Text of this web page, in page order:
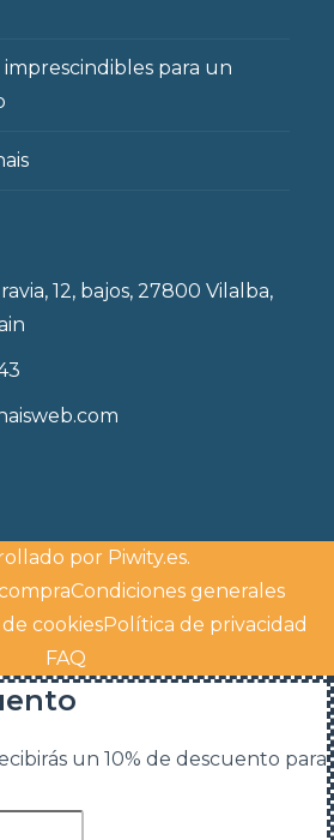
imprescindibles para un
12, bajos, 27800 Vilalba,
por Piwity.es.
Condiciones generales
cookiesPolítica de privacidad
FAQ
un 10% de descuento para